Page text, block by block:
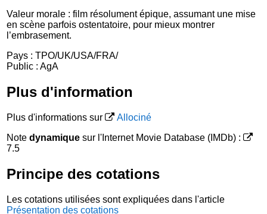
Valeur morale : film résolument épique, assumant une mise
en scène parfois ostentatoire, pour mieux montrer
l’embrasement.
Pays : TPO/UK/USA/FRA/
Public : AgA
Plus d'information
Plus d'informations sur
Allociné
Notedynamique sur l'Internet Movie Database (IMDb) :
7.5
Principe des cotations
Les cotations utilisées sont expliquées dans l'article
Présentation des cotations